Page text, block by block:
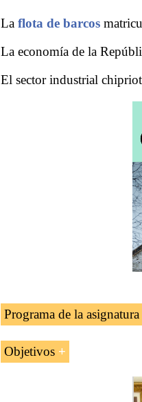
La flota de barcos
La economía de la
El sector industrial
Programa de la asignatura
Introducción a la
Negocios en Nicosia
Objetivos
Los objetivos de la